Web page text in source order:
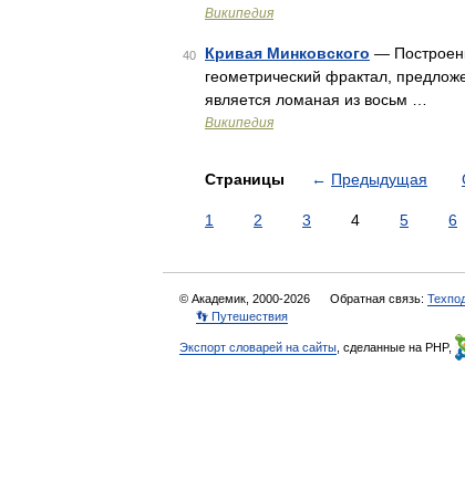
Википедия
40 Кривая Минковского —
геометрический фрактал,
является ломаная из восьм …
Википедия
Страницы ← Предыдущая
1 2 3 4 5 6
© Академик, 2000-2026 Обратная связь:
👣 Путешествия
Экспорт словарей на сайты , сделанные на PHP,